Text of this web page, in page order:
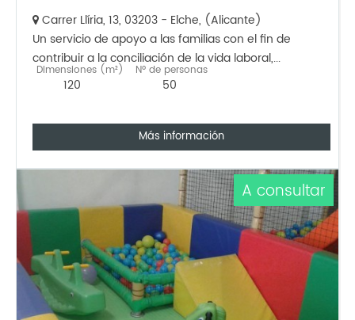
Carrer Llíria, 13, 03203 - Elche, (Alicante)
Un servicio de apoyo a las familias con el fin de
contribuir a la conciliación de la vida laboral,...
Dimensiones (m²)
120
Nº de personas
50
Más información
A consultar